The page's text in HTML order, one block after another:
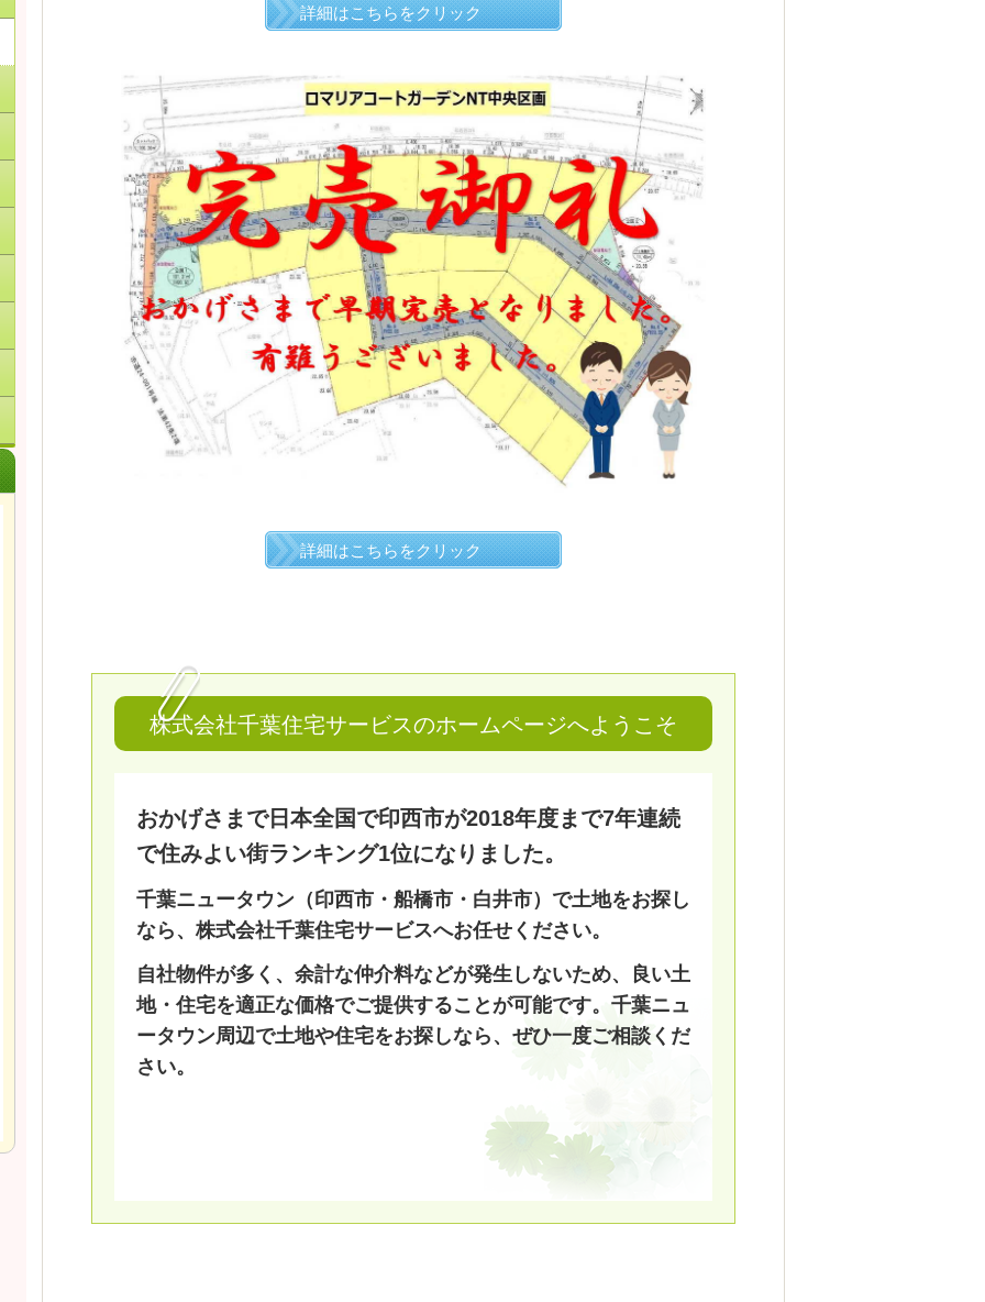
詳細はこちらをクリック
詳細はこちらをクリック
株式会社千葉住宅サービスのホームページへようこそ
おかげさまで日本全国で印西市が2018年度まで7年連続
で住みよい街ランキング1位になりました。
千葉ニュータウン（印西市・船橋市・白井市）で土地をお探し
なら、株式会社千葉住宅サービスへお任せください。
自社物件が多く、余計な仲介料などが発生しないため、良い土
地・住宅を適正な価格でご提供することが可能です。千葉ニュ
ータウン周辺で土地や住宅をお探しなら、ぜひ一度ご相談くだ
さい。